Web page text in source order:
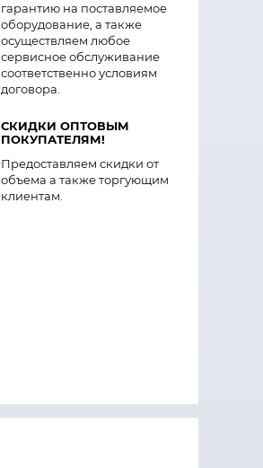
гарантию на поставляемое
оборудование, а также
осуществляем любое
сервисное обслуживание
соответственно условиям
договора.
СКИДКИ ОПТОВЫМ
ПОКУПАТЕЛЯМ!
Предоставляем скидки от
объема а также торгующим
клиентам.